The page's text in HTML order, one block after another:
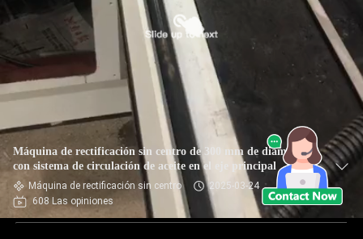
Máquina de rectificación sin centro de 300 mm de diámetro
con sistema de circulación de aceite en el eje principal
Máquina de rectificación sin centro
2025-03-24
608 Las opiniones